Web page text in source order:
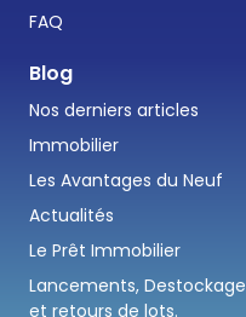
FAQ
Blog
Nos derniers articles
Immobilier
Les Avantages du Neuf
Actualités
Le Prêt Immobilier
Lancements, Destockage
et retours de lots.